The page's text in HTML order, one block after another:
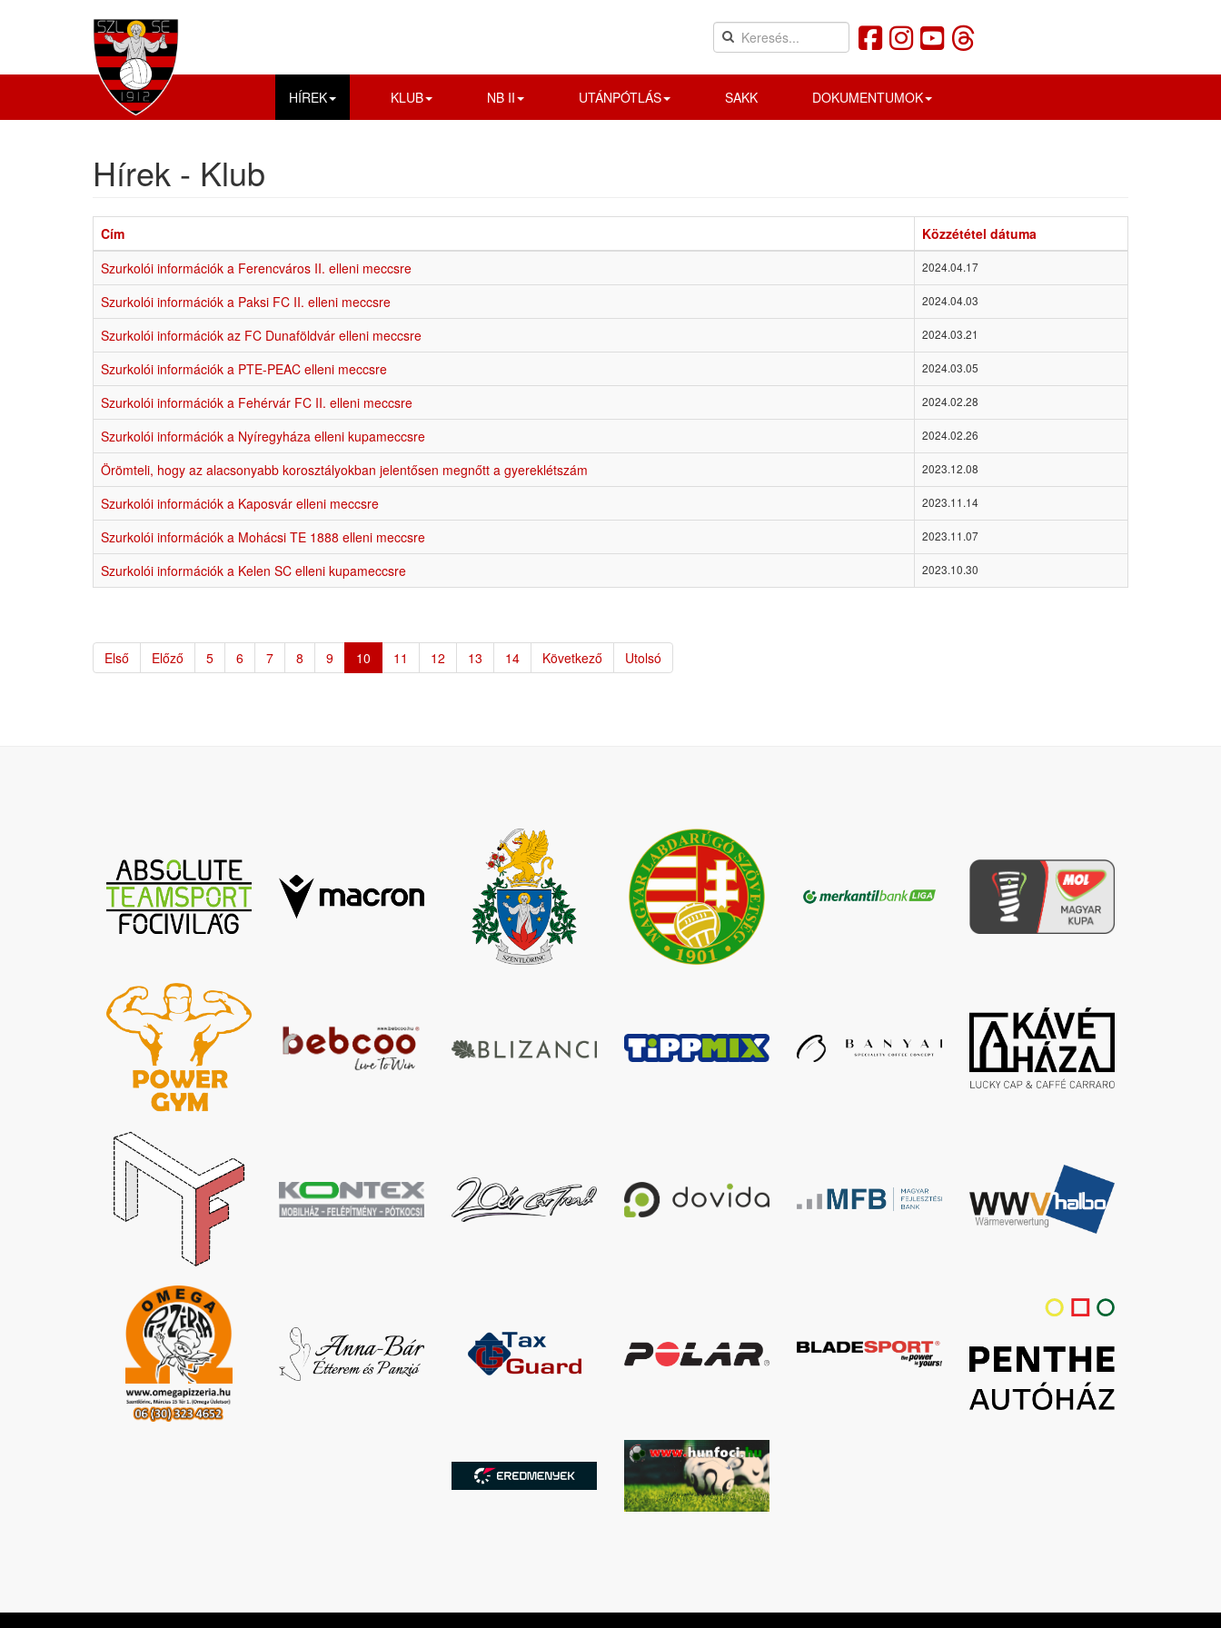
HÍREK KLUB NB II UTÁNPÓTLÁS SAKK DOKUMENTUMOK
Hírek - Klub
Cím
Közzététel dátuma
Szurkolói információk a Ferencváros II. elleni meccsre
2024.04.17
Szurkolói információk a Paksi FC II. elleni meccsre 2024.04.03
Szurkolói információk az FC Dunaföldvár elleni meccsre 2024.03.21
Szurkolói információk a PTE-PEAC elleni meccsre 2024.03.05
Szurkolói információk a Fehérvár FC II. elleni meccsre 2024.02.28
Szurkolói információk a Nyíregyháza elleni kupameccsre 2024.02.26
Örömteli, hogy az alacsonyabb korosztályokban jelentősen megnőtt a gyereklétszám 2023.12.08
Szurkolói információk a Kaposvár elleni meccsre 2023.11.14
Szurkolói információk a Mohácsi TE 1888 elleni meccsre 2023.11.07
Szurkolói információk a Kelen SC elleni kupameccsre 2023.10.30
Első Előző 5 6 7 8 9 10 11 12 13 14 Következő Utolsó